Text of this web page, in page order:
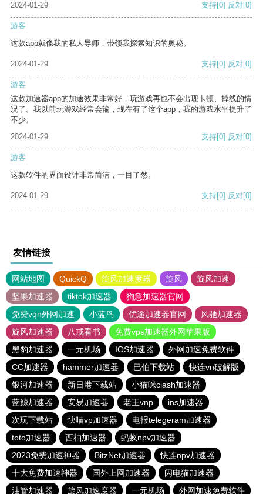
2024-01-29
支持[0] 反对[0]
游客
这款app就像我的私人导师，带领我探索知识的奥秘。
2024-01-29 支持[0] 反对[0]
游客
这款加速器app的加速效果非常好，玩游戏再也不会出现卡顿、掉线的情
况了。我以前玩游戏经常会输，现在有了这个app，我的游戏水平提升了
不少。
2024-01-29
支持[0] 反对[0]
游客
这款软件的界面设计非常简洁，一目了然。
2024-01-29 支持[0] 反对[0]
友情链接
网站地图 QuickQ 旋风加速度器 旋风
旋风加速
坚果加速器
tiktok加速器
狗急加速器官网
免费vqn外网加速
小蓝鸟 优途加速器官网
风驰加速器
旋风加速器
八戒看书
免费vps加速器外网苹果版
黑豹加速器
一元机场 IOS加速器
外网加速免费软件
CC加速器
hammer加速器 巴伯下载站
快连vn破解版
银河加速器
新日港下载站
小猫咪ciash加速器
蓝鲸加速器
安易加速器 老王vnp
ins加速器
次玩下载站
快喵vp加速器
电报telegeram加速器
toto加速器
西柚加速器
蚂蚁npv加速器
2023免费加速神器
BitzNet加速器
快连npv加速器
十大免费加速神器
国外上网加速器
闪电猫加速器
油管加速器
旋风加速度器 一元机场 外网加速免费软件